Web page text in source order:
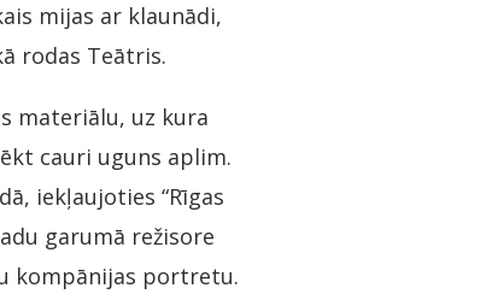
mijas ar klaunādi,
rodas Teātris.
materiālu, uz kura
cauri uguns aplim.
iekļaujoties “Rīgas
garumā režisore
kompānijas portretu.